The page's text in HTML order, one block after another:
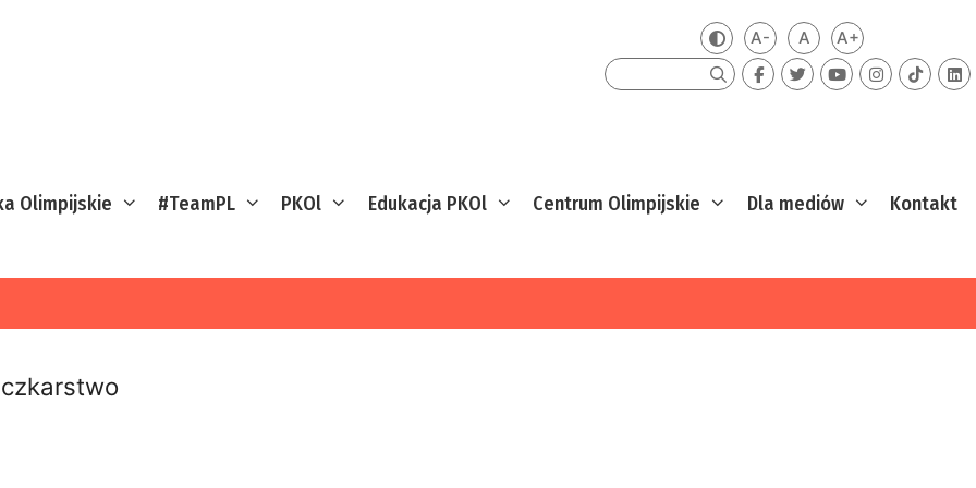
Zmień kontrast
A-Mniejsza czcionka
ADomyślna czcionka
A+Większa
Szukaj
Olimpijskie #TeamPL PKOl Edukacja PKOl Centrum Olimpijskie Dla mediów Kontakt